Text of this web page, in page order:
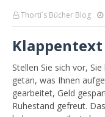
Thorti´s Bücher Blog
Klappentext
Stellen Sie sich vor,
getan, was Ihnen
gearbeitet, Geld
Ruhestand gefreut.